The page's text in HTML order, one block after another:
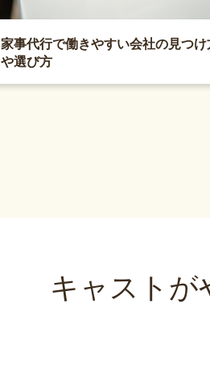
家事代行で働きやすい会社の見つけ
や選び方
キャストが